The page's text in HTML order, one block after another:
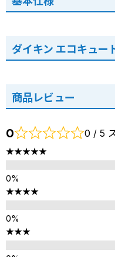
ダイキン エコキュー
商品レビュー
0 0 / 5
★★★★★
★★★★
★★★